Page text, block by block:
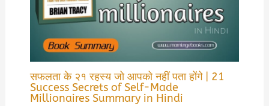
सफलता के २१ रहस्य जो आपको नहीं पता होंगे | 21
Success Secrets of Self-Made
Millionaires Summary in Hindi